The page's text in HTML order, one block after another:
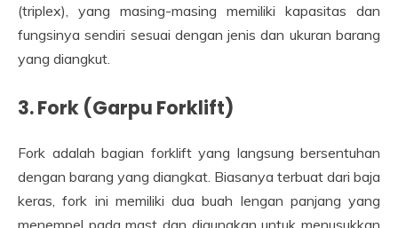
(triplex), yang masing-masing memiliki kapasitas dan
fungsinya sendiri sesuai dengan jenis dan ukuran barang
yang diangkut.
3.Fork (Garpu Forklift)
Fork adalah bagian forklift yang langsung bersentuhan
dengan barang yang diangkat. Biasanya terbuat dari baja
keras, fork ini memiliki dua buah lengan panjang yang